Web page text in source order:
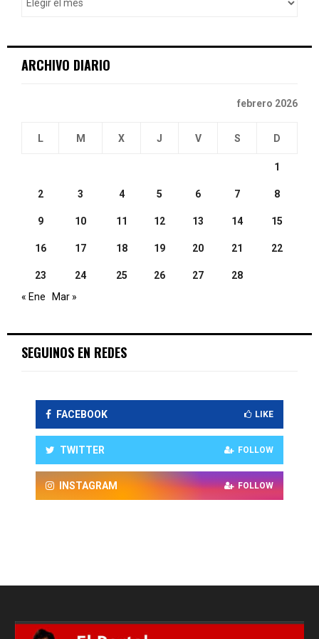
ARCHIVO DIARIO
febrero 2026
L M X J V S D
1
2 3 4 5 6 7 8
9 10 11 12 13 14 15
16 17 18 19 20 21 22
23 24 25 26 27
28
« Ene
Mar »
SEGUINOS EN REDES
FACEBOOK LIKE
TWITTER FOLLOW
INSTAGRAM FOLLOW